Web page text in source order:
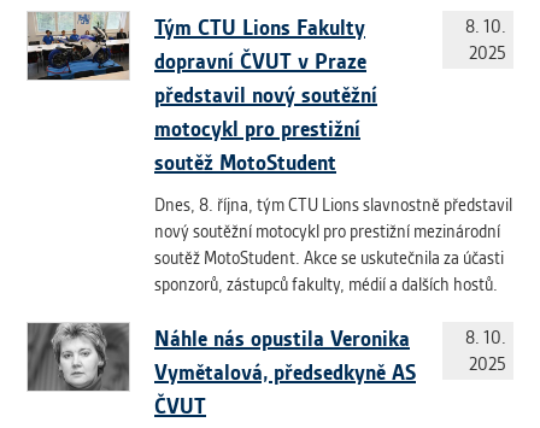
Tým CTU Lions Fakulty
dopravní ČVUT v Praze
představil nový soutěžní
motocykl pro prestižní
soutěž MotoStudent
8. 10.
2025
Dnes, 8. října, tým CTU Lions slavnostně představil
nový soutěžní motocykl pro prestižní mezinárodní
soutěž MotoStudent. Akce se uskutečnila za účasti
sponzorů, zástupců fakulty, médií a dalších hostů.
Náhle nás opustila Veronika
Vymětalová, předsedkyně AS
ČVUT
8. 10.
2025